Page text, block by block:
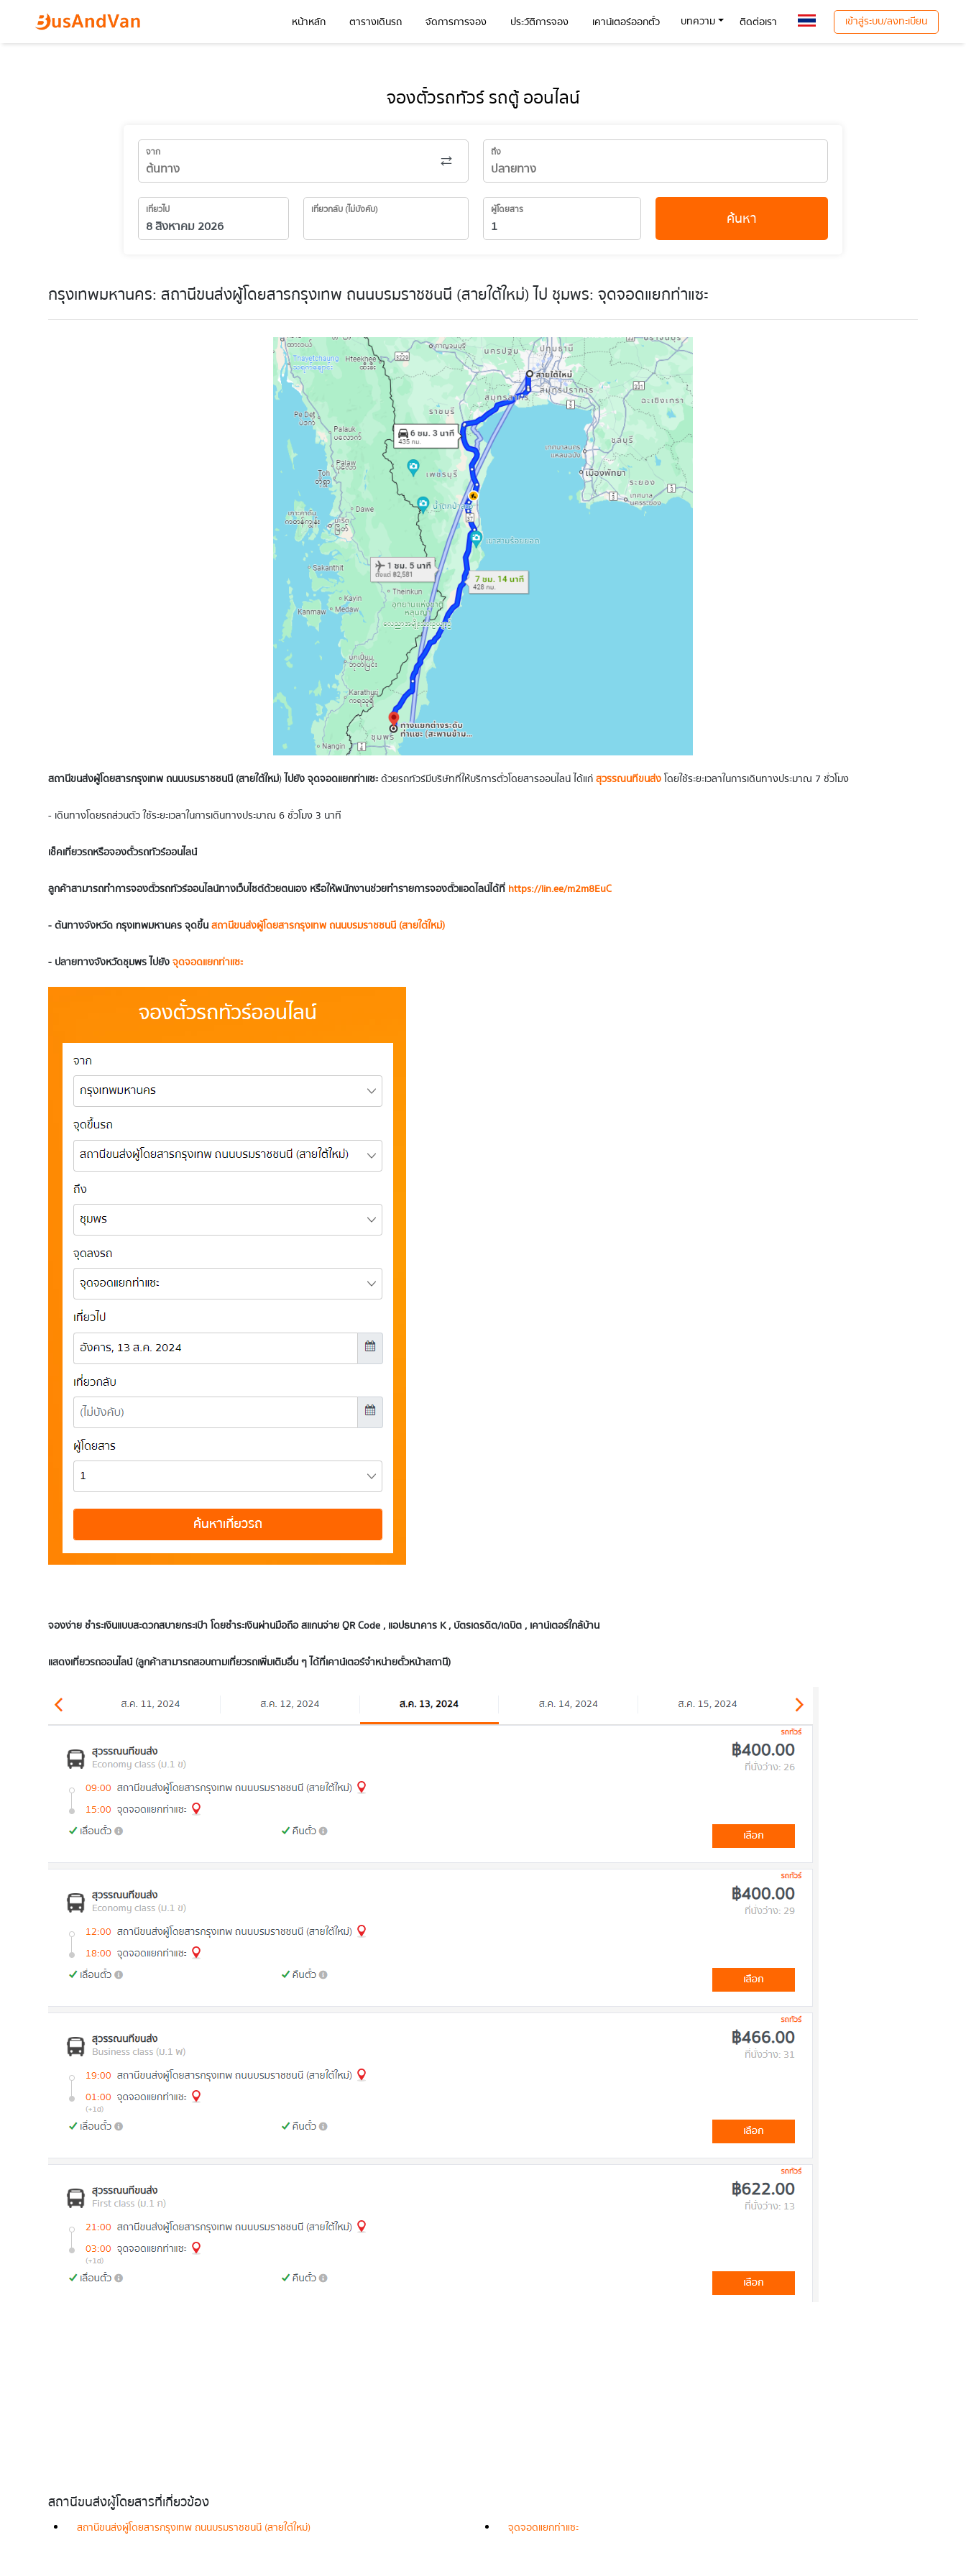
หน้าหลัก ตารางเดินรถ จัดการการจอง ประวัติการจอง เคาน์เตอร์ออกตั๋ว บทความ ติดต่อเรา เข้าสู่ระบบ/ลงทะเบียน
จองตั๋วรถทัวร์ รถตู้ ออนไลน์
จาก ถึง
เที่ยวไป เที่ยวกลับ (ไม่บังคับ) ผู้โดยสาร ค้นหา
กรุงเทพมหานคร: สถานีขนส่งผู้โดยสารกรุงเทพ ถนนบรมราชชนนี (สายใต้ใหม่) ไป ชุมพร: จุดจอดแยกท่าแซะ
สถานีขนส่งผู้โดยสารกรุงเทพ ถนนบรมราชชนนี (สายใต้ใหม่) ไปยัง จุดจอดแยกท่าแซะด้วยรถทัวร์มีบริษัทที่ให้บริการตั๋วโดยสารออนไลน์ ได้แก่สุวรรณนทีขนส่งโดยใช้ระยะเวลาในการเดินทางประมาณ 7 ชั่วโมง
- เดินทางโดยรถส่วนตัว ใช้ระยะเวลาในการเดินทางประมาณ 6 ชั่วโมง 3 นาที
เช็คเที่ยวรถหรือจองตั๋วรถทัวร์ออนไลน์
ลูกค้าสามารถทำการจองตั๋วรถทัวร์ออนไลน์ทางเว็บไซต์ด้วยตนเอง หรือให้พนักงานช่วยทำรายการจองตั๋วแอดไลน์ได้ที่ https://lin.ee/m2m8EuC
- ต้นทางจังหวัดกรุงเทพมหานครจุดขึ้นสถานีขนส่งผู้โดยสารกรุงเทพ ถนนบรมราชชนนี (สายใต้ใหม่)
- ปลายทางจังหวัดชุมพร ไปยังจุดจอดแยกท่าแซะ
จองง่าย ชำระเงินแบบสะดวกสบายกระเป๋า โดยชำระเงินผ่านมือถือ สแกนจ่าย QR Code , แอปธนาคาร K , บัตรเดรดิต/เดบิต , เคาน์เตอร์ใกล้บ้าน
แสดงเที่ยวรถออนไลน์ (ลูกค้าสามารถสอบถามเที่ยวรถเพิ่มเติมอื่น ๆ ได้ที่เคาน์เตอร์จำหน่ายตั๋วหน้าสถานี)
สถานีขนส่งผู้โดยสารที่เกี่ยวข้อง
สถานีขนส่งผู้โดยสารกรุงเทพ ถนนบรมราชชนนี (สายใต้ใหม่) จุดจอดแยกท่าแซะ